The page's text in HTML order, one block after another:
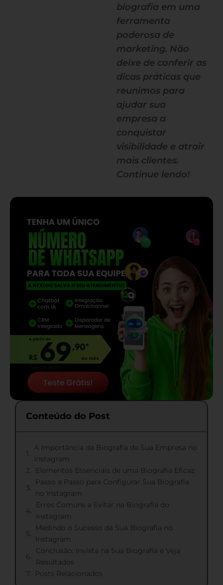
biografia em uma
ferramenta
poderosa de
marketing. Não
deixe de conferir as
dicas práticas que
reunimos para
ajudar sua
empresa a
conquistar
visibilidade e atrair
mais clientes.
Continue lendo!
Conteúdo do Post
A Importância da Biografia da Sua Empresa no
Instagram
Elementos Essenciais de uma Biografia Eficaz
Passo a Passo para Configurar Sua Biografia
no Instagram
Erros Comuns a Evitar na Biografia do
Instagram
Medindo o Sucesso da Sua Biografia no
Instagram
Conclusão: Invista na Sua Biografia e Veja
Resultados
Posts Relacionados